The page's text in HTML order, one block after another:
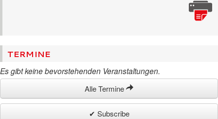
TERMINE
Es gibt keine bevorstehenden Veranstaltungen.
Alle Termine
✔ Subscribe